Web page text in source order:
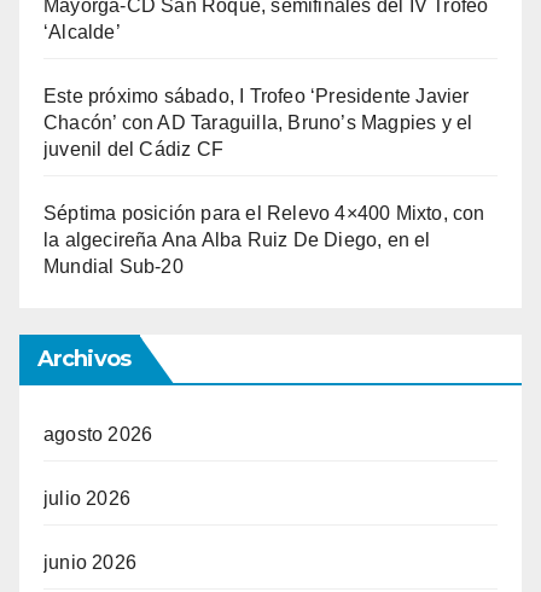
Mayorga-CD San Roque, semifinales del IV Trofeo
‘Alcalde’
Este próximo sábado, I Trofeo ‘Presidente Javier
Chacón’ con AD Taraguilla, Bruno’s Magpies y el
juvenil del Cádiz CF
Séptima posición para el Relevo 4×400 Mixto, con
la algecireña Ana Alba Ruiz De Diego, en el
Mundial Sub-20
Archivos
agosto 2026
julio 2026
junio 2026